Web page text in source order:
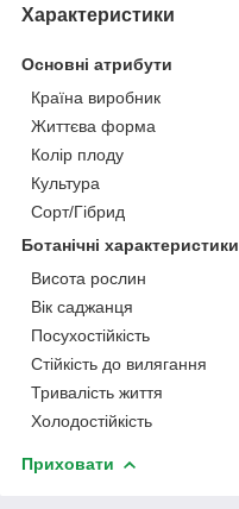
Характеристики
Основні атрибути
Країна виробник
Життєва форма
Колір плоду
Культура
Сорт/Гібрид
Ботанічні характеристики
Висота рослин
Вік саджанця
Посухостійкість
Стійкість до вилягання
Тривалість життя
Холодостійкість
Приховати